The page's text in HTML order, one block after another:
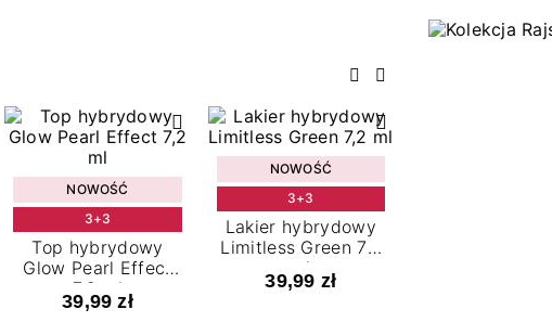
Poprzedni
Następny
NOWOŚĆ
3+3
Top hybrydowy
Glow Pearl Effect
7,2 ml
39,99 zł
NOWOŚĆ
3+3
Lakier hybrydowy
Limitless Green 7,2
ml
39,99 zł